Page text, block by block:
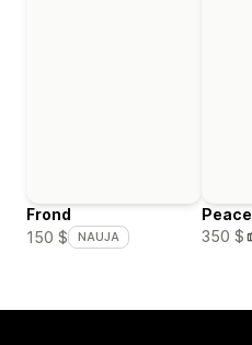
Frond
150 $
NAUJA
Peace
350 $